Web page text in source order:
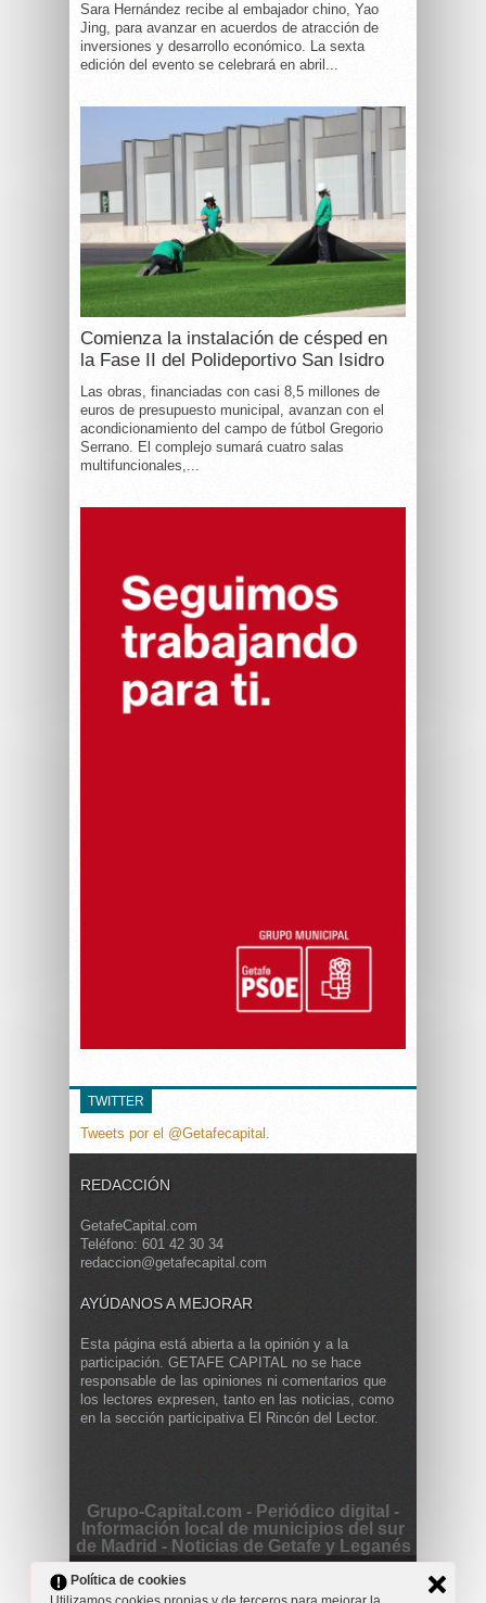
Sara Hernández recibe al embajador chino, Yao
Jing, para avanzar en acuerdos de atracción de
inversiones y desarrollo económico. La sexta
edición del evento se celebrará en abril...
Comienza la instalación de césped en
la Fase II del Polideportivo San Isidro
Las obras, financiadas con casi 8,5 millones de
euros de presupuesto municipal, avanzan con el
acondicionamiento del campo de fútbol Gregorio
Serrano. El complejo sumará cuatro salas
multifuncionales,...
TWITTER
Tweets por el @Getafecapital.
REDACCIÓN
GetafeCapital.com
Teléfono: 601 42 30 34
redaccion@getafecapital.com
AYÚDANOS A MEJORAR
Esta página está abierta a la opinión y a la
participación. GETAFE CAPITAL no se hace
responsable de las opiniones ni comentarios que
los lectores expresen, tanto en las noticias, como
en la sección participativa El Rincón del Lector.
Grupo-Capital.com - Periódico digital -
Información local de municipios del sur
de Madrid - Noticias de Getafe y Leganés
Copyright © 2013 Getafe Capital. Powered by
Project
Política de cookies